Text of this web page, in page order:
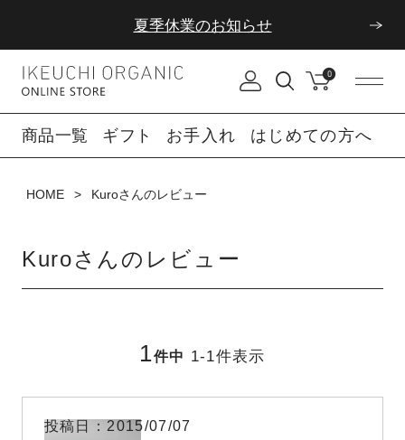
夏季休業のお知らせ
夏季休業のお知らせ
0
商品一覧 ギフト お手入れ はじめての方へ
HOME Kuroさんのレビュー
Kuroさんのレビュー
1件中 1-1件表示
投稿日 2015/07/07